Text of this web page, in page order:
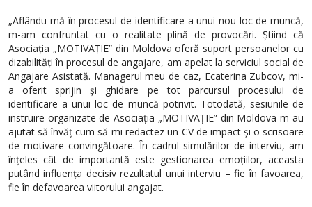
„Aflându-mă în procesul de identificare a unui nou loc de muncă,
m-am confruntat cu o realitate plină de provocări. Știind că
Asociația „MOTIVAȚIE” din Moldova oferă suport persoanelor cu
dizabilități în procesul de angajare, am apelat la serviciul social de
Angajare Asistată. Managerul meu de caz, Ecaterina Zubcov, mi-
a oferit sprijin și ghidare pe tot parcursul procesului de
identificare a unui loc de muncă potrivit. Totodată, sesiunile de
instruire organizate de Asociația „MOTIVAȚIE” din Moldova m-au
ajutat să învăț cum să-mi redactez un CV de impact și o scrisoare
de motivare convingătoare. În cadrul simulărilor de interviu, am
înțeles cât de importantă este gestionarea emoțiilor, aceasta
putând influența decisiv rezultatul unui interviu – fie în favoarea,
fie în defavoarea viitorului angajat.